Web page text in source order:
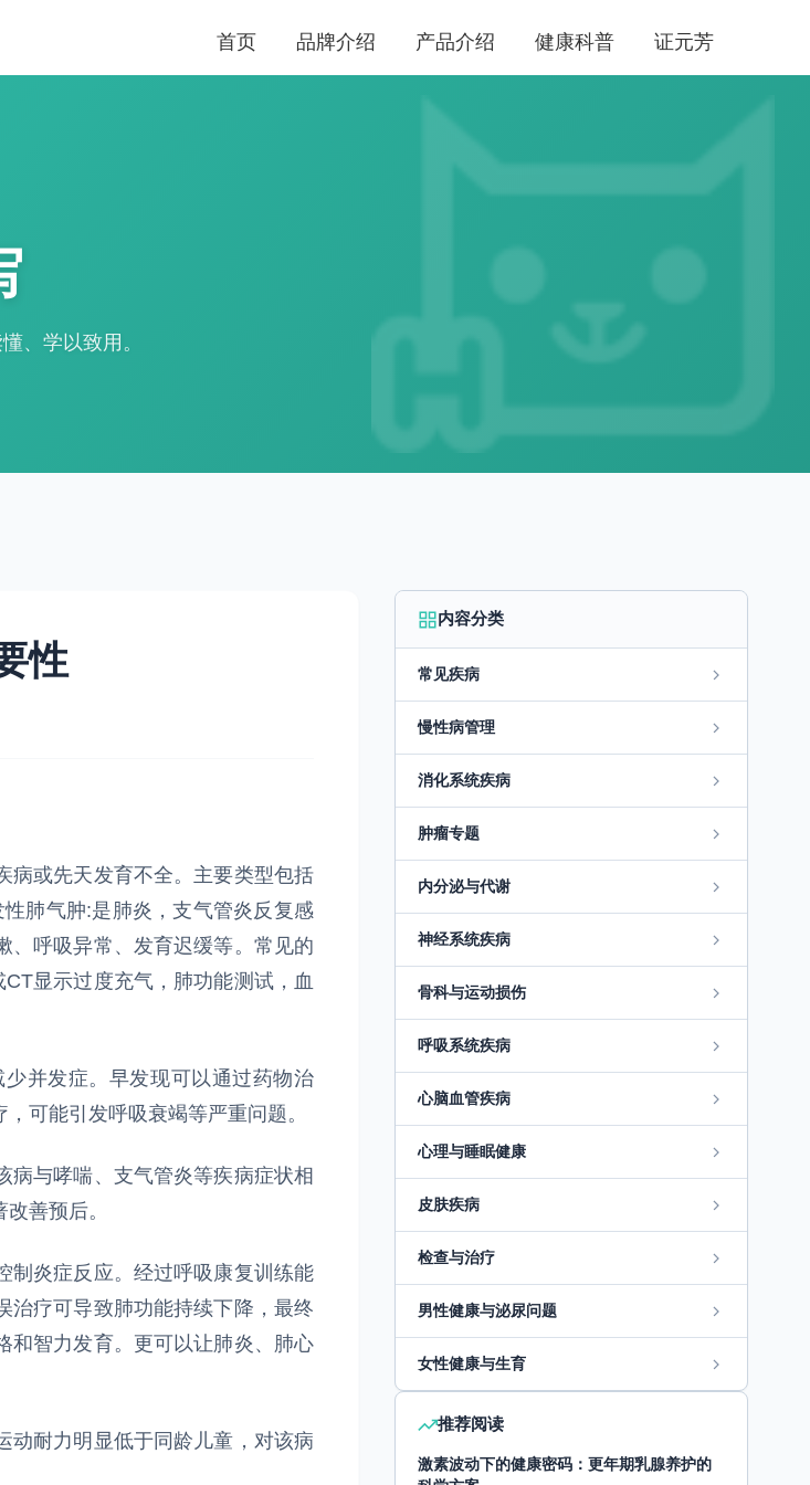
首页 品牌介绍 产品介绍 健康科普 证元芳
、学以致用。
性
病或先天发育不全。主要类型包括
肺气肿:是肺炎，支气管炎反复感
、呼吸异常、发育迟缓等。常见的
显示过度充气，肺功能测试，血
并发症。早发现可以通过药物治
可能引发呼吸衰竭等严重问题。
病与哮喘、支气管炎等疾病症状相
善预后。
制炎症反应。经过呼吸康复训练能
治疗可导致肺功能持续下降，最终
和智力发育。更可以让肺炎、肺心
动耐力明显低于同龄儿童，对该病
内容分类
常见疾病
慢性病管理
消化系统疾病
肿瘤专题
内分泌与代谢
神经系统疾病
骨科与运动损伤
呼吸系统疾病
心脑血管疾病
心理与睡眠健康
皮肤疾病
检查与治疗
男性健康与泌尿问题
女性健康与生育
推荐阅读
激素波动下的健康密码：更年期乳腺养护的